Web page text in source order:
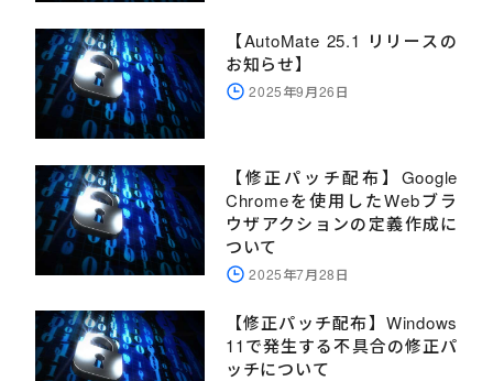
【AutoMate 25.1 リリースの
お知らせ】
2025年9月26日
【修正パッチ配布】Google
Chromeを使用したWebブラ
ウザアクションの定義作成に
ついて
2025年7月28日
【修正パッチ配布】Windows
11で発生する不具合の修正パ
ッチについて